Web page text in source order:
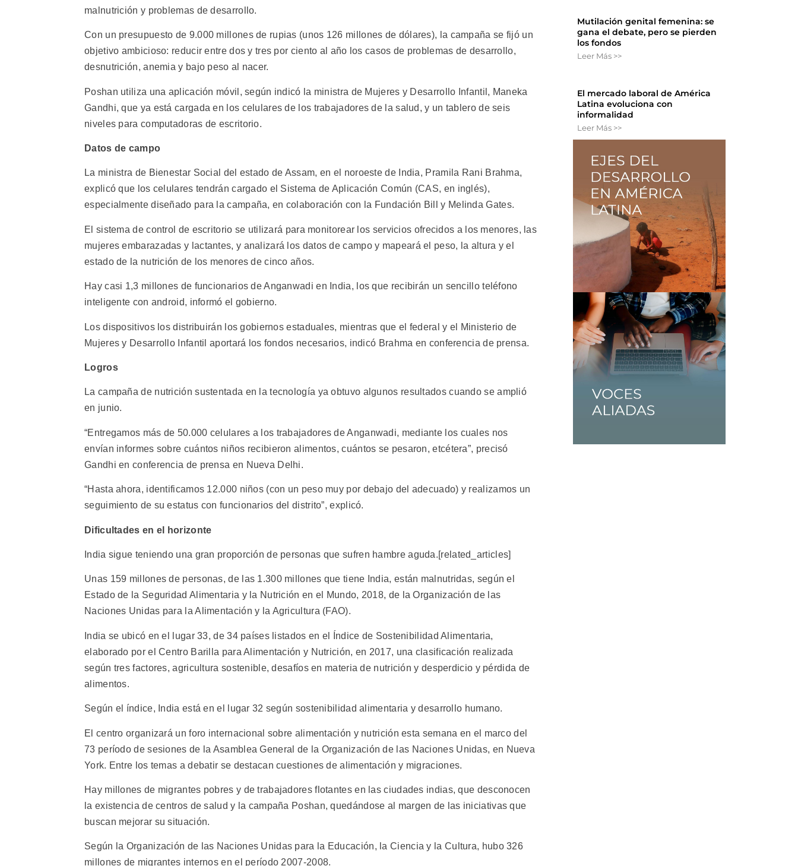
malnutrición y problemas de desarrollo.
Con un presupuesto de 9.000 millones de rupias (unos 126 millones de dólares), la campaña se fijó un
objetivo ambicioso: reducir entre dos y tres por ciento al año los casos de problemas de desarrollo,
desnutrición, anemia y bajo peso al nacer.
Poshan utiliza una aplicación móvil, según indicó la ministra de Mujeres y Desarrollo Infantil, Maneka
Gandhi, que ya está cargada en los celulares de los trabajadores de la salud, y un tablero de seis
niveles para computadoras de escritorio.
Datos de campo
La ministra de Bienestar Social del estado de Assam, en el noroeste de India, Pramila Rani Brahma,
explicó que los celulares tendrán cargado el Sistema de Aplicación Común (CAS, en inglés),
especialmente diseñado para la campaña, en colaboración con la Fundación Bill y Melinda Gates.
El sistema de control de escritorio se utilizará para monitorear los servicios ofrecidos a los menores, las
mujeres embarazadas y lactantes, y analizará los datos de campo y mapeará el peso, la altura y el
estado de la nutrición de los menores de cinco años.
Hay casi 1,3 millones de funcionarios de Anganwadi en India, los que recibirán un sencillo teléfono
inteligente con android, informó el gobierno.
Los dispositivos los distribuirán los gobiernos estaduales, mientras que el federal y el Ministerio de
Mujeres y Desarrollo Infantil aportará los fondos necesarios, indicó Brahma en conferencia de prensa.
Logros
La campaña de nutrición sustentada en la tecnología ya obtuvo algunos resultados cuando se amplió
en junio.
“Entregamos más de 50.000 celulares a los trabajadores de Anganwadi, mediante los cuales nos
envían informes sobre cuántos niños recibieron alimentos, cuántos se pesaron, etcétera”, precisó
Gandhi en conferencia de prensa en Nueva Delhi.
“Hasta ahora, identificamos 12.000 niños (con un peso muy por debajo del adecuado) y realizamos un
seguimiento de su estatus con funcionarios del distrito”, explicó.
Dificultades en el horizonte
India sigue teniendo una gran proporción de personas que sufren hambre aguda.[related_articles]
Unas 159 millones de personas, de las 1.300 millones que tiene India, están malnutridas, según el
Estado de la Seguridad Alimentaria y la Nutrición en el Mundo, 2018, de la Organización de las
Naciones Unidas para la Alimentación y la Agricultura (FAO).
India se ubicó en el lugar 33, de 34 países listados en el Índice de Sostenibilidad Alimentaria,
elaborado por el Centro Barilla para Alimentación y Nutrición, en 2017, una clasificación realizada
según tres factores, agricultura sostenible, desafíos en materia de nutrición y desperdicio y pérdida de
alimentos.
Según el índice, India está en el lugar 32 según sostenibilidad alimentaria y desarrollo humano.
El centro organizará un foro internacional sobre alimentación y nutrición esta semana en el marco del
73 período de sesiones de la Asamblea General de la Organización de las Naciones Unidas, en Nueva
York. Entre los temas a debatir se destacan cuestiones de alimentación y migraciones.
Hay millones de migrantes pobres y de trabajadores flotantes en las ciudades indias, que desconocen
la existencia de centros de salud y la campaña Poshan, quedándose al margen de las iniciativas que
buscan mejorar su situación.
Según la Organización de las Naciones Unidas para la Educación, la Ciencia y la Cultura, hubo 326
millones de migrantes internos en el período 2007-2008.
Mutilación genital femenina: se
gana el debate, pero se pierden
los fondos
Leer Más >>
El mercado laboral de América
Latina evoluciona con
informalidad
Leer Más >>